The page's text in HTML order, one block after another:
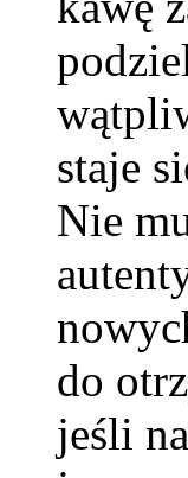
staje
Nie
do
jeśli